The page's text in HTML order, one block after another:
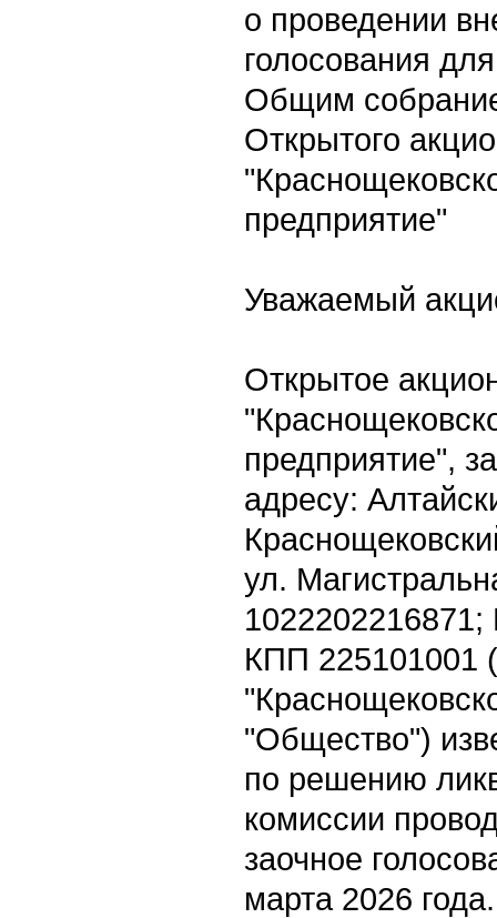
о проведении
голосования
Общим
Открытого
предприятие"
Уважаемый
Открытое
предприятие",
адресу:
ул.
КПП 225101001
"Общество")
по решению
комиссии
заочное
марта 2026 года.